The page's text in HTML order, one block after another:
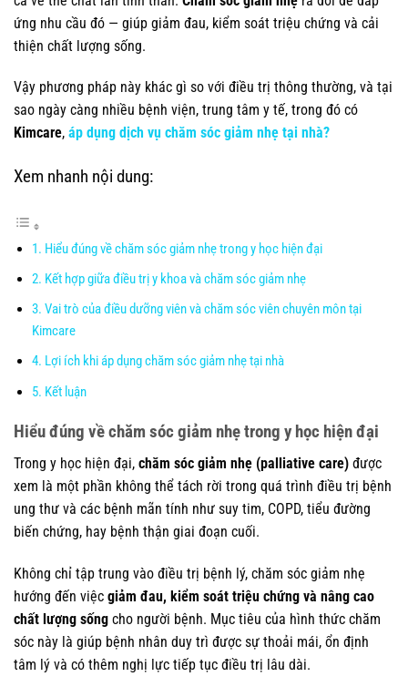
ứng nhu cầu đó — giúp giảm đau, kiểm soát triệu chứng và cải
thiện chất lượng sống.
Vậy phương pháp này khác gì so với điều trị thông thường, và tại
sao ngày càng nhiều bệnh viện, trung tâm y tế, trong đó có
Kimcare, áp dụng dịch vụ chăm sóc giảm nhẹ tại nhà?
Xem nhanh nội dung:
Hiểu đúng về chăm sóc giảm nhẹ trong y học hiện đại
Kết hợp giữa điều trị y khoa và chăm sóc giảm nhẹ
Vai trò của điều dưỡng viên và chăm sóc viên chuyên môn tại
Kimcare
Lợi ích khi áp dụng chăm sóc giảm nhẹ tại nhà
Kết luận
Hiểu đúng về chăm sóc giảm nhẹ trong y học hiện đại
Trong y học hiện đại, chăm sóc giảm nhẹ (palliative care) được
xem là một phần không thể tách rời trong quá trình điều trị bệnh
ung thư và các bệnh mãn tính như suy tim, COPD, tiểu đường
biến chứng, hay bệnh thận giai đoạn cuối.
Không chỉ tập trung vào điều trị bệnh lý, chăm sóc giảm nhẹ
hướng đến việc giảm đau, kiểm soát triệu chứng và nâng cao
chất lượng sống cho người bệnh. Mục tiêu của hình thức chăm
sóc này là giúp bệnh nhân duy trì được sự thoải mái, ổn định
tâm lý và có thêm nghị lực tiếp tục điều trị lâu dài.